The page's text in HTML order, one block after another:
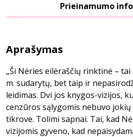
Prieinamumo
Aprašymas
„Ši Nėries eilėraščių rinktinė – tai
m. sudarytų, bet taip ir
leidimas. Dvi jos knygos-vizijos,
cenzūros sąlygomis nebuvo
tikrove. Tolimi sapnai. Tai, kad
vizijomis gyveno, kad